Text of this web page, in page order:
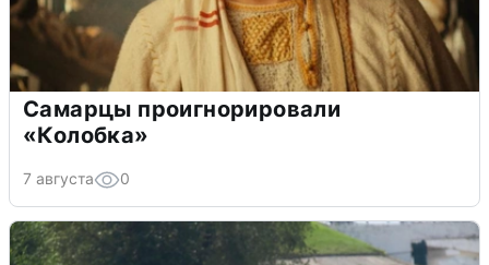
Самарцы проигнорировали
«Колобка»
7 августа 0